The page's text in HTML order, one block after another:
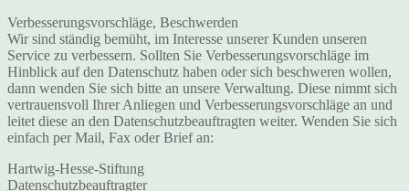
Verbesserungsvorschläge, Beschwerden
Wir sind ständig bemüht, im Interesse unserer Kunden unseren
Service zu verbessern. Sollten Sie Verbesserungsvorschläge im
Hinblick auf den Datenschutz haben oder sich beschweren wollen,
dann wenden Sie sich bitte an unsere Verwaltung. Diese nimmt sich
vertrauensvoll Ihrer Anliegen und Verbesserungsvorschläge an und
leitet diese an den Datenschutzbeauftragten weiter. Wenden Sie sich
einfach per Mail, Fax oder Brief an:
Hartwig-Hesse-Stiftung
Datenschutzbeauftragter